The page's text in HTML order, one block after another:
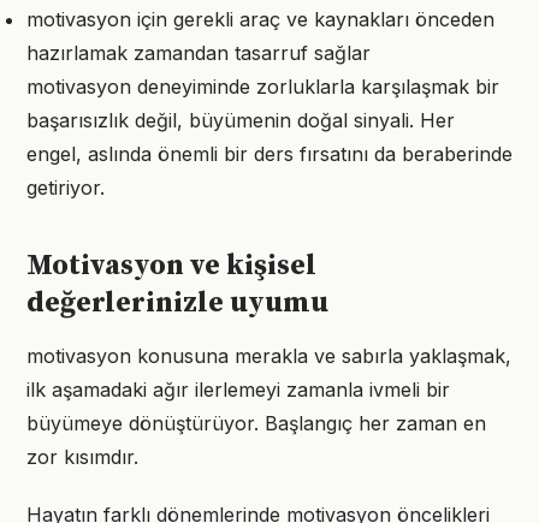
motivasyon için gerekli araç ve kaynakları önceden
hazırlamak zamandan tasarruf sağlar
motivasyon deneyiminde zorluklarla karşılaşmak bir
başarısızlık değil, büyümenin doğal sinyali. Her
engel, aslında önemli bir ders fırsatını da beraberinde
getiriyor.
Motivasyon ve kişisel
değerlerinizle uyumu
motivasyon konusuna merakla ve sabırla yaklaşmak,
ilk aşamadaki ağır ilerlemeyi zamanla ivmeli bir
büyümeye dönüştürüyor. Başlangıç her zaman en
zor kısımdır.
Hayatın farklı dönemlerinde motivasyon öncelikleri